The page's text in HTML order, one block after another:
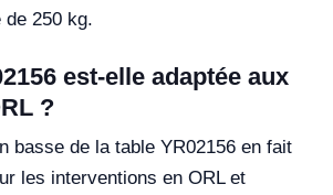
de 250 kg.
est-elle adaptée aux
?
basse de la table YR02156 en fait
les interventions en ORL et